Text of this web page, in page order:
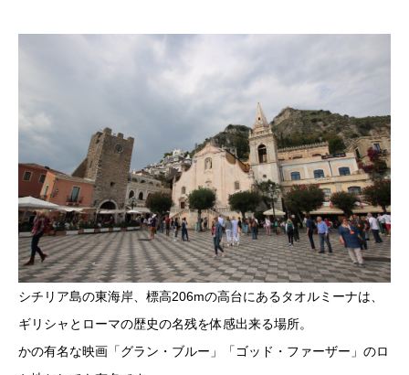
シチリア島の東海岸、標高206mの高台にあるタオルミーナは、
ギリシャとローマの歴史の名残を体感出来る場所。
かの有名な映画「グラン・ブルー」「ゴッド・ファーザー」のロ